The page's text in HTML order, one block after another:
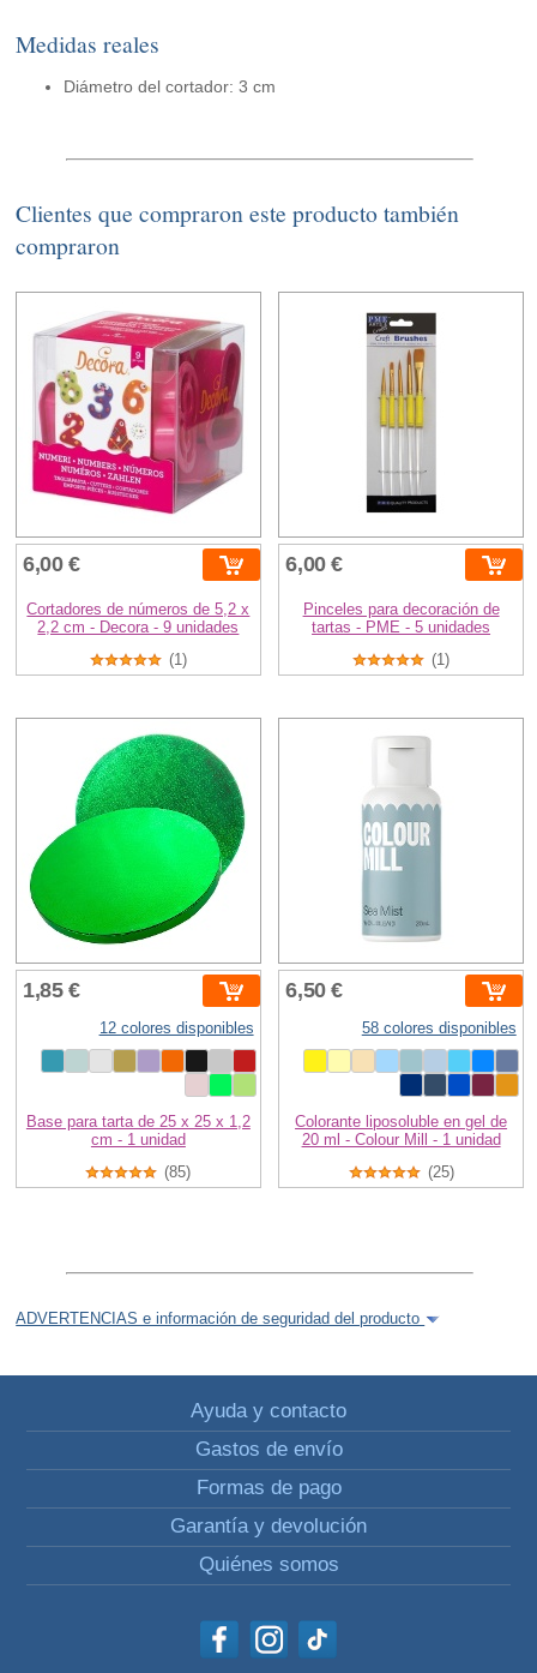
Medidas reales
Diámetro del cortador: 3 cm
Clientes que compraron este producto también
compraron
6,00 €
Cortadores de números de 5,2 x
2,2 cm - Decora - 9 unidades
(1)
6,00 €
Pinceles para decoración de
tartas - PME - 5 unidades
(1)
1,85 €
12 colores disponibles
Base para tarta de 25 x 25 x 1,2
cm - 1 unidad
(85)
6,50 €
58 colores disponibles
Colorante liposoluble en gel de
20 ml - Colour Mill - 1 unidad
(25)
ADVERTENCIAS e información de seguridad del producto
Ayuda y contacto
Gastos de envío
Formas de pago
Garantía y devolución
Quiénes somos